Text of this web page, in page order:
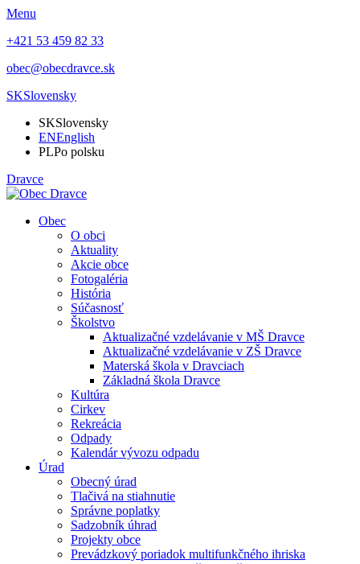
Menu
+421 53 459 82 33
obec@obecdravce.sk
SKSlovensky
SKSlovensky
ENEnglish
PLPo polsku
Dravce
Obec
O obci
Aktuality
Akcie obce
Fotogaléria
História
Súčasnosť
Školstvo
Aktualizačné vzdelávanie v MŠ Dravce
Aktualizačné vzdelávanie v ZŠ Dravce
Materská škola v Dravciach
Základná škola Dravce
Kultúra
Cirkev
Rekreácia
Odpady
Kalendár vývozu odpadu
Úrad
Obecný úrad
Tlačivá na stiahnutie
Správne poplatky
Sadzobník úhrad
Projekty obce
Prevádzkový poriadok multifunkčného ihriska